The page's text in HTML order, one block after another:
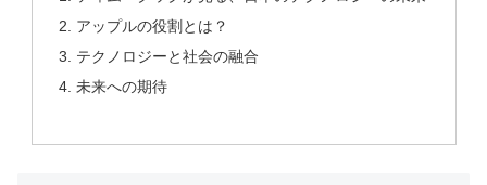
アップルの役割とは？
テクノロジーと社会の融合
未来への期待